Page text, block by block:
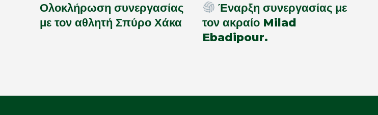
Ολοκλήρωση συνεργασίας
με τον αθλητή Σπύρο Χάκα
Έναρξη συνεργασίας με
τον ακραίο Milad
Ebadipour.